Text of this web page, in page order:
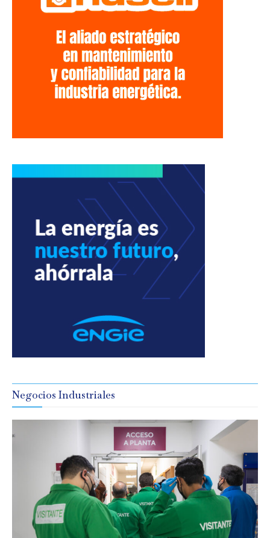
Negocios Industriales